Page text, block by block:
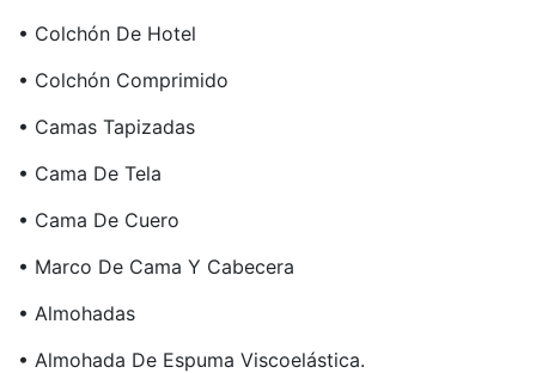
• Colchón De Hotel
• Colchón Comprimido
• Camas Tapizadas
• Cama De Tela
• Cama De Cuero
• Marco De Cama Y Cabecera
• Almohadas
• Almohada De Espuma Viscoelástica.